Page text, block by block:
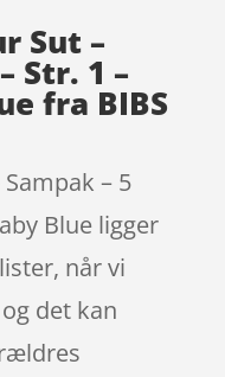
Sut –
Str. 1 –
fra BIBS
– 5
Blue ligger
når vi
det kan